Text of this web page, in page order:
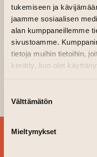
tukemiseen ja
jaamme sosiaalisen
alan kumppaneillemme
sivustoamme.
tietoja muihin tietoihin,
kerätty, kun olet
valinta
Välttämätön
Mieltymykset
07.04.2024 kl.
14.04.2024 kl.
BESTÄLL